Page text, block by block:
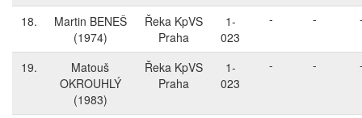
18.
Martin BENEŠ
(1974)
Řeka KpVS
Praha
1-
023
- -
19.
Matouš
OKROUHLÝ
(1983)
Řeka KpVS
Praha
1-
023
- -